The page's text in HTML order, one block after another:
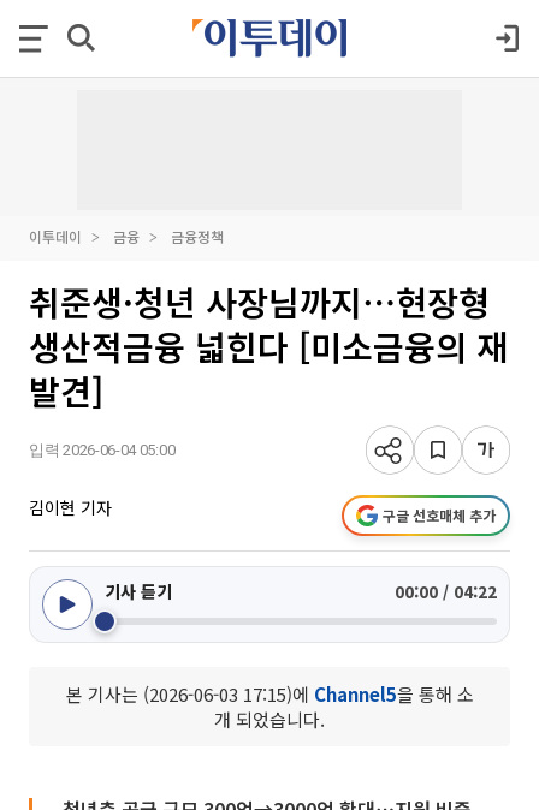
이투데이 금융 금융정책
취준생·청년 사장님까지⋯현장형
생산적금융 넓힌다 [미소금융의 재
발견]
입력 2026-06-04 05:00
김이현 기자 구글 선호매체 추가
기사 듣기 00:00 / 04:22
본 기사는 (2026-06-03 17:15)에 Channel5을 통해 소
개 되었습니다.